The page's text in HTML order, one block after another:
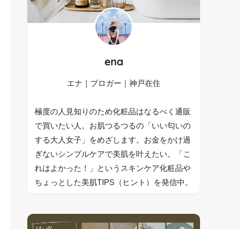
ena
エナ｜ブロガー｜神戸在住
極度の人見知りのため化粧品はなるべく通販
で買いたい人。お肌つるつるの「いい匂いの
する大人女子」をめざします。お金をかけ過
ぎないシンプルケアで美肌を叶えたい。「こ
れはよかった！」というスキンケア化粧品や
ちょっとした美肌TIPS（ヒント）を発信中。